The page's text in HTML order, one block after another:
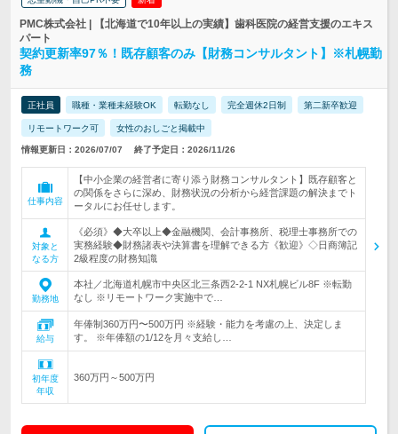
PMC株式会社 | 【北海道で10年以上の実績】歯科医院の経営支援のエキス
パート
契約更新率97％！既存顧客のみ【財務コンサルタント】※札幌勤
務
正社員 職種・業種未経験OK 転勤なし 完全週休2日制 第二新卒歓迎
リモートワーク可 女性のおしごと掲載中
情報更新日：2026/07/07 終了予定日：2026/11/26
仕事内容
【中小企業の経営者に寄り添う財務コンサルタント】既存顧客と
の関係をさらに深め、財務状況の分析から経営課題の解決までト
ータルにお任せします。
対象と
なる方
《必須》◆大卒以上◆金融機関、会計事務所、税理士事務所での
実務経験◆財務諸表や決算書を理解できる方《歓迎》◇日商簿記
2級程度の財務知識
勤務地
本社／北海道札幌市中央区北三条西2-2-1 NX札幌ビル8F ※転勤
なし ※リモートワーク実施中で…
給与
年俸制360万円〜500万円 ※経験・能力を考慮の上、決定しま
す。 ※年俸額の1/12を月々支給し…
初年度
年収
360万円～500万円